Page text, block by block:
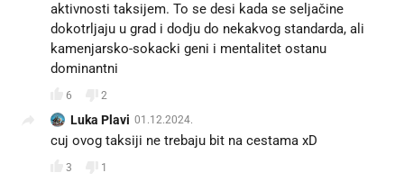
aktivnosti taksijem. To se desi kada se seljačine
dokotrljaju u grad i dodju do nekakvog standarda, ali
kamenjarsko-sokacki geni i mentalitet ostanu
dominantni
6 2
Luka Plavi 01.12.2024.
cuj ovog taksiji ne trebaju bit na cestama xD
3
1